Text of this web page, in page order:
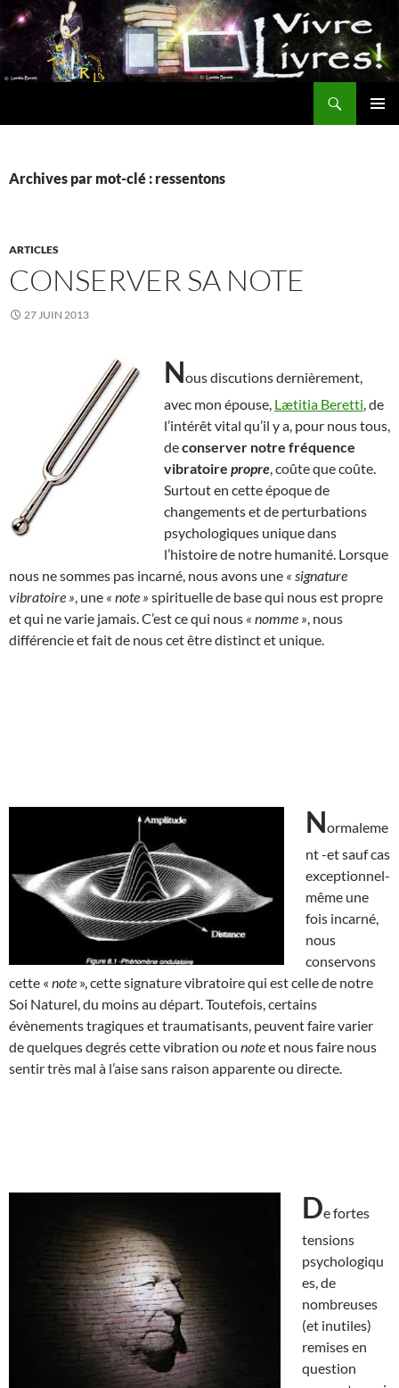
Aller
au
contenu
Archives par mot-clé : ressentons
ARTICLES
CONSERVER SA NOTE
27 JUIN 2013
Nous discutions dernièrement,
avec mon épouse, Lætitia Beretti , de
l’intérêt vital qu’il y a, pour nous tous,
deconserver notre fréquence
vibratoire propre , coûte que coûte.
Surtout en cette époque de
changements et de perturbations
psychologiques unique dans
l’histoire de notre humanité. Lorsque
nous ne sommes pas incarné, nous avons une « signature
vibratoire » , une « note » spirituelle de base qui nous est propre
et qui ne varie jamais. C’est ce qui nous « nomme » , nous
différencie et fait de nous cet être distinct et unique.
Normaleme
nt -et sauf cas
exceptionnel-
même une
fois incarné,
nous
conservons
cette « note », cette signature vibratoire qui est celle de notre
Soi Naturel, du moins au départ. Toutefois, certains
évènements tragiques et traumatisants, peuvent faire varier
de quelques degrés cette vibration ou noteet nous faire nous
sentir très mal à l’aise sans raison apparente ou directe.
De fortes
tensions
psychologiqu
es, de
nombreuses
(et inutiles)
remises en
question